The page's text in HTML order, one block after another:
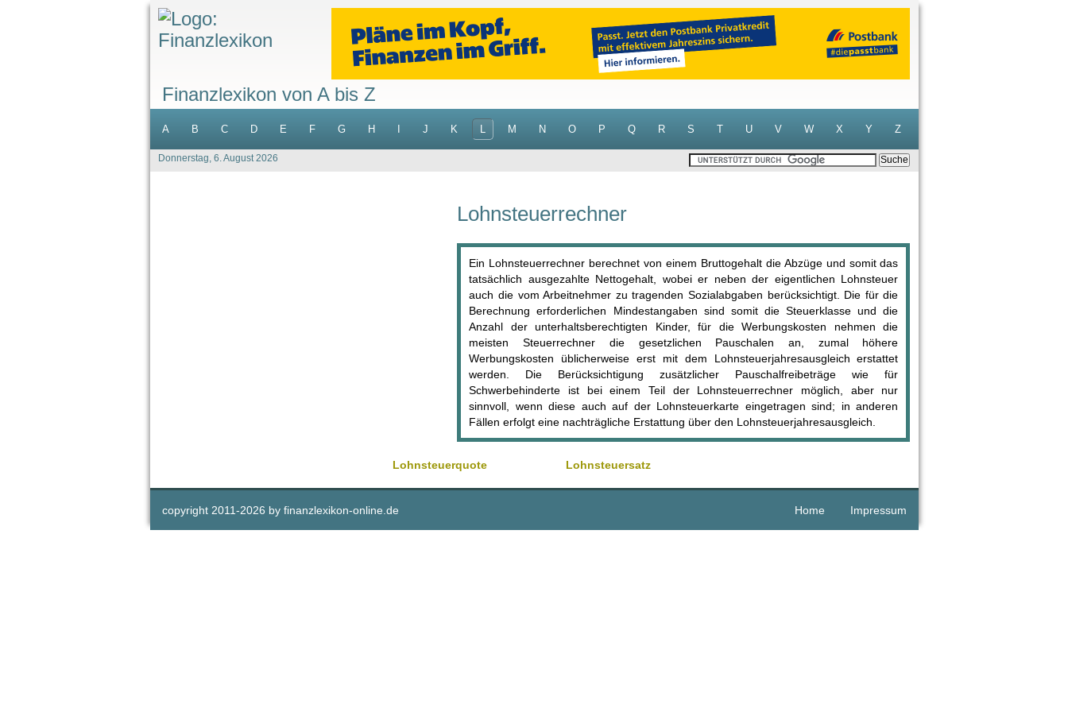
Finanzlexikon von A bis Z
A B C D E F G H J K L M N O P Q R S T U V W X Y Z
Donnerstag, 6. August 2026
Lohnsteuerrechner
Ein Lohnsteuerrechner berechnet von einem Bruttogehalt die Abzüge und somit das
tatsächlich ausgezahlte Nettogehalt, wobei er neben der eigentlichen Lohnsteuer
auch die vom Arbeitnehmer zu tragenden Sozialabgaben berücksichtigt. Die für die
Berechnung erforderlichen Mindestangaben sind somit die Steuerklasse und die
Anzahl der unterhaltsberechtigten Kinder, für die Werbungskosten nehmen die
meisten Steuerrechner die gesetzlichen Pauschalen an, zumal höhere
Werbungskosten üblicherweise erst mit dem Lohnsteuerjahresausgleich erstattet
werden. Die Berücksichtigung zusätzlicher Pauschalfreibeträge wie für
Schwerbehinderte ist bei einem Teil der Lohnsteuerrechner möglich, aber nur
sinnvoll, wenn diese auch auf der Lohnsteuerkarte eingetragen sind; in anderen
Fällen erfolgt eine nachträgliche Erstattung über den Lohnsteuerjahresausgleich.
Lohnsteuerquote Lohnsteuersatz
copyright 2011-2026 by finanzlexikon-online.de Home Impressum